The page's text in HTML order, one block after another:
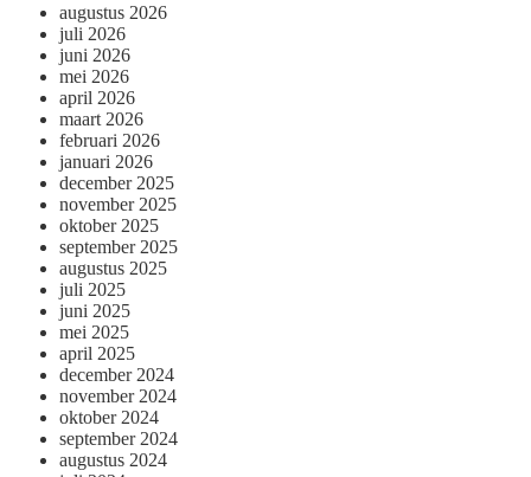
augustus 2026
juli 2026
juni 2026
mei 2026
april 2026
maart 2026
februari 2026
januari 2026
december 2025
november 2025
oktober 2025
september 2025
augustus 2025
juli 2025
juni 2025
mei 2025
april 2025
december 2024
november 2024
oktober 2024
september 2024
augustus 2024